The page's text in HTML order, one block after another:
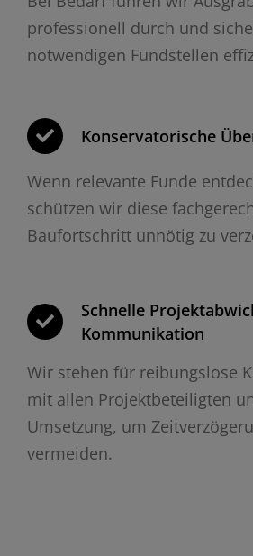
professionell durch und
notwendigen Fundstellen
Konservatorische
Wenn relevante Funde
schützen wir diese
Baufortschritt unnötig zu
Schnelle
Kommunikation
Wir stehen für reibungslose
mit allen Projektbeteiligten
Umsetzung, um
vermeiden.